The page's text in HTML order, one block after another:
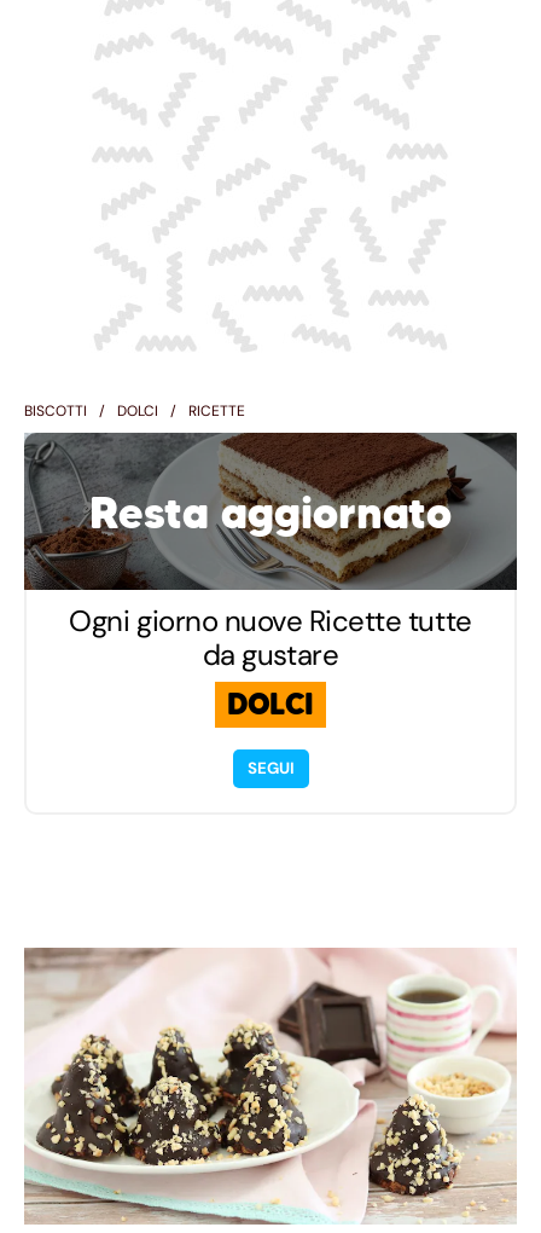
BISCOTTI DOLCI RICETTE
Resta aggiornato
Ogni giorno nuove Ricette tutte
da gustare
DOLCI
SEGUI